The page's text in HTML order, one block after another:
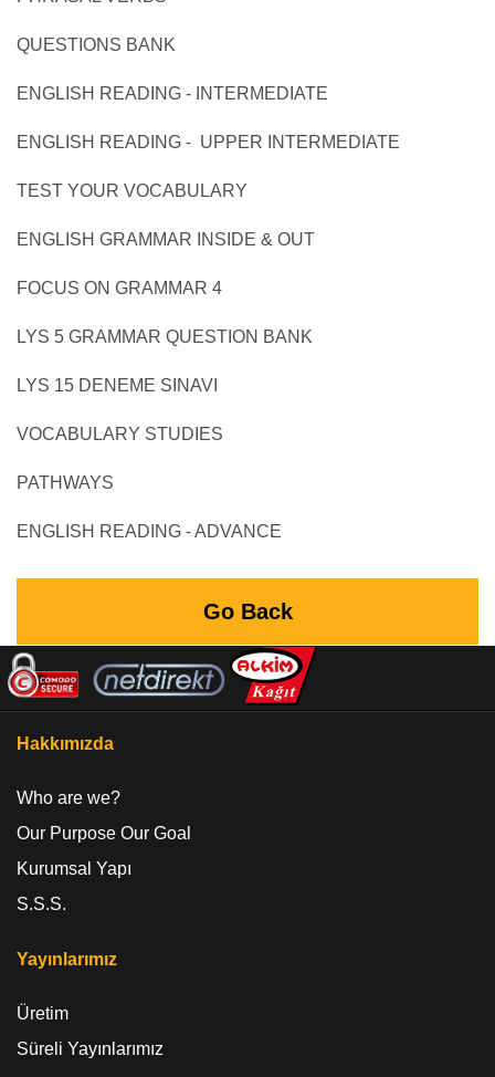
QUESTIONS BANK
ENGLISH READING - INTERMEDIATE
ENGLISH READING - UPPER INTERMEDIATE
TEST YOUR VOCABULARY
ENGLISH GRAMMAR INSIDE & OUT
FOCUS ON GRAMMAR 4
LYS 5 GRAMMAR QUESTION BANK
LYS 15 DENEME SINAVI
VOCABULARY STUDIES
PATHWAYS
ENGLISH READING - ADVANCE
Go Back
Hakkımızda
Who are we?
Our Purpose Our Goal
Kurumsal Yapı
S.S.S.
Yayınlarımız
Üretim
Süreli Yayınlarımız